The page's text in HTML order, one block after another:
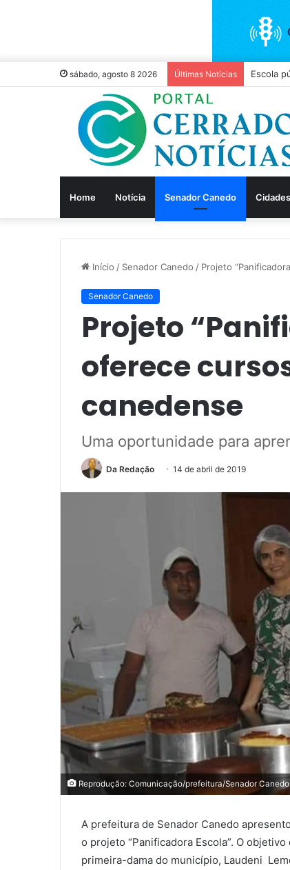
sábado, agosto 8 2026 Últimas Notícias Escola
Home Notícia Senador Canedo Cidades
Início / Senador Canedo / Projeto
Senador Canedo
Projeto
oferece
canedense
Uma oportunidade para
Da Redação 14 de abril de 2019
Reprodução: Comunicação/prefeitura/Senador
A prefeitura de Senador Canedo
o projeto “Panificadora Escola”. O
primeira-dama do município, Laudeni